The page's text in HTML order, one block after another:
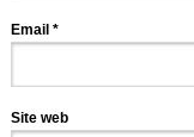
Email *
Site web